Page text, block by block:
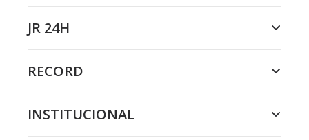
JR 24H
RECORD
INSTITUCIONAL